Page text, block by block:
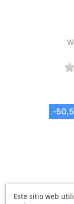
-
Este sitio web